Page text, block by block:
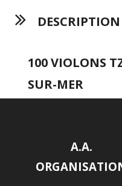
DESCRIPTION
100 VIOLONS
SUR-MER
A.A.